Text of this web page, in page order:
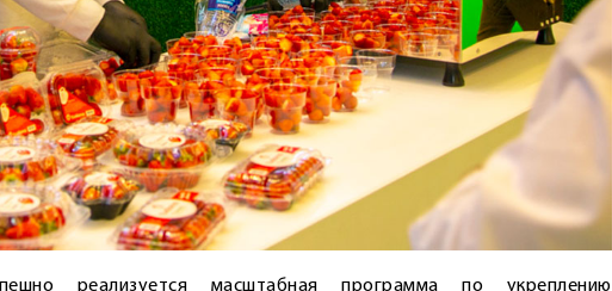
реализуется масштабная программа по укреплению